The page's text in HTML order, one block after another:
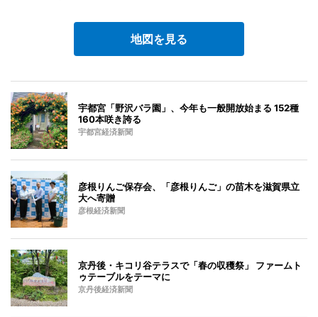
地図を見る
宇都宮「野沢バラ園」、今年も一般開放始まる 152種
160本咲き誇る
宇都宮経済新聞
彦根りんご保存会、「彦根りんご」の苗木を滋賀県立
大へ寄贈
彦根経済新聞
京丹後・キコリ谷テラスで「春の収穫祭」 ファームト
ゥテーブルをテーマに
京丹後経済新聞